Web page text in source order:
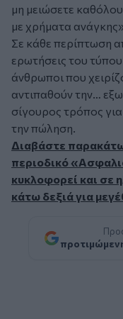
μη μειώσετε
με χρήματα
Σε κάθε περίπτωση
ερωτήσεις του
άνθρωποι που
αντιπαθούν την…
σίγουρος τρόπος
την πώληση.
Διαβάστε
περιοδικό
κυκλοφορεί και σε
κάτω δεξιά για